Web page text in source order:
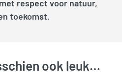
respect voor natuur,
toekomst.
ook leuk…